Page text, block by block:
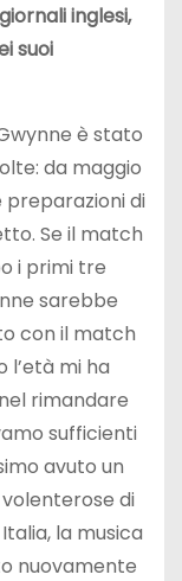
inglesi,
suoi
è stato
da maggio
di
Se il match
i primi tre
sarebbe
con il match
mi ha
rimandare
sufficienti
avuto un
di
la musica
nuovamente